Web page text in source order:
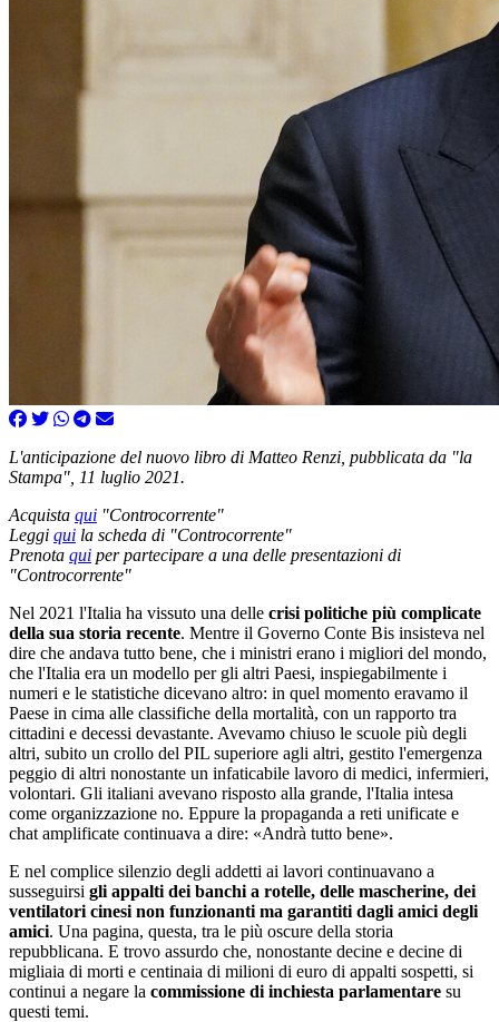
L'anticipazione del nuovo libro di Matteo Renzi, pubblicata da "la
Stampa", 11 luglio 2021.
Acquista qui "Controcorrente"
Leggi qui la scheda di "Controcorrente"
Prenota qui per partecipare a una delle presentazioni di
"Controcorrente"
Nel 2021 l'Italia ha vissuto una delle crisi politiche più complicate
della sua storia recente. Mentre il Governo Conte Bis insisteva nel
dire che andava tutto bene, che i ministri erano i migliori del mondo,
che l'Italia era un modello per gli altri Paesi, inspiegabilmente i
numeri e le statistiche dicevano altro: in quel momento eravamo il
Paese in cima alle classifiche della mortalità, con un rapporto tra
cittadini e decessi devastante. Avevamo chiuso le scuole più degli
altri, subito un crollo del PIL superiore agli altri, gestito l'emergenza
peggio di altri nonostante un infaticabile lavoro di medici, infermieri,
volontari. Gli italiani avevano risposto alla grande, l'Italia intesa
come organizzazione no. Eppure la propaganda a reti unificate e
chat amplificate continuava a dire: «Andrà tutto bene».
E nel complice silenzio degli addetti ai lavori continuavano a
susseguirsi gli appalti dei banchi a rotelle, delle mascherine, dei
ventilatori cinesi non funzionanti ma garantiti dagli amici degli
amici. Una pagina, questa, tra le più oscure della storia
repubblicana. E trovo assurdo che, nonostante decine e decine di
migliaia di morti e centinaia di milioni di euro di appalti sospetti, si
continui a negare la commissione di inchiesta parlamentare su
questi temi.